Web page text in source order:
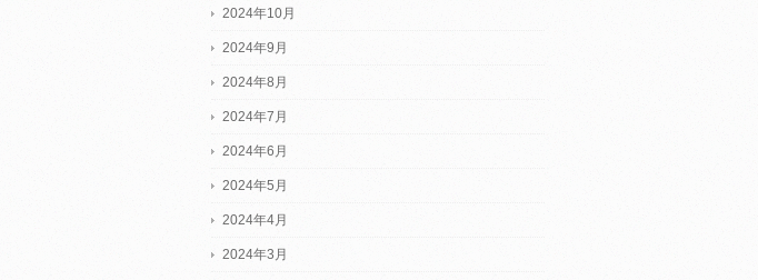
2024年10月
2024年9月
2024年8月
2024年7月
2024年6月
2024年5月
2024年4月
2024年3月